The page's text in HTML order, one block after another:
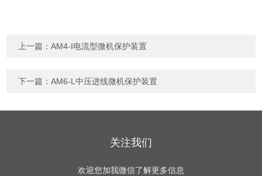
上一篇：AM4-I电流型微机保护装置
下一篇：AM6-L中压进线微机保护装置
关注我们
欢迎您加我微信了解更多信息